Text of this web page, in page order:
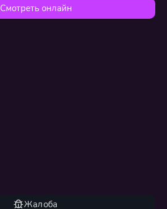
Смотреть онлайн
Жалоба